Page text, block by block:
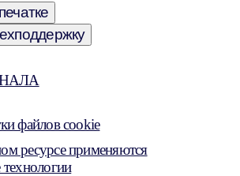
файлов cookie
ресурсе применяются